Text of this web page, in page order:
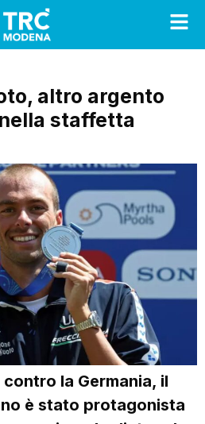
altro argento
staffetta
la Germania, il
è stato protagonista